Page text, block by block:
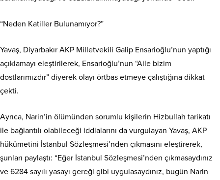
“Neden Katiller Bulunamıyor?”
Yavaş, Diyarbakır AKP Milletvekili Galip Ensarioğlu’nun yaptığı
açıklamayı eleştirilerek, Ensarioğlu’nun “Aile bizim
dostlarımızdır” diyerek olayı örtbas etmeye çalıştığına dikkat
çekti.
Ayrıca, Narin’in ölümünden sorumlu kişilerin Hizbullah tarikatı
ile bağlantılı olabileceği iddialarını da vurgulayan Yavaş, AKP
hükümetini İstanbul Sözleşmesi’nden çıkmasını eleştirerek,
şunları paylaştı: “Eğer İstanbul Sözleşmesi’nden çıkmasaydınız
ve 6284 sayılı yasayı gereği gibi uygulasaydınız, bugün Narin